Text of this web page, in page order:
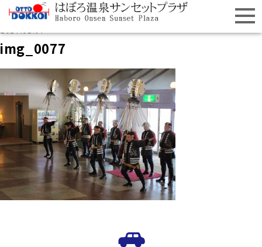
img_0077